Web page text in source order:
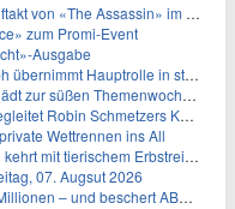
«The Assassin» im Fernsehen
zum Promi-Event
Ausgabe
in starbesetzter schwarzer Komödie
zur süßen Themenwoche ein
Kampf gegen eine seltene Krankheit
Wettrennen ins All
mit tierischem Erbstreit zurück
07. Augsut 2026
– und beschert ABC Top-Quoten